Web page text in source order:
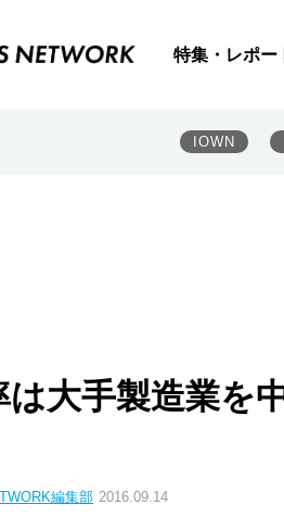
特集・レポー
IOWN
は大手製造業を
編集部 2016.09.14